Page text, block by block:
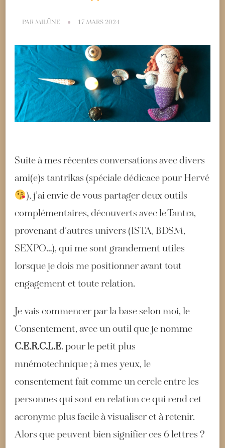
PAR MILÜNE 17 MARS 2024
Suite à mes récentes conversations avec divers
ami(e)s tantrikas (spéciale dédicace pour Hervé
), j’ai envie de vous partager deux outils
complémentaires, découverts avec le Tantra,
provenant d’autres univers (ISTA, BDSM,
SEXPO…), qui me sont grandement utiles
lorsque je dois me positionner avant tout
engagement et toute relation.
Je vais commencer par la base selon moi, le
Consentement, avec un outil que je nomme
C.E.R.C.L.E. pour le petit plus
mnémotechnique ; à mes yeux, le
consentement fait comme un cercle entre les
personnes qui sont en relation ce qui rend cet
acronyme plus facile à visualiser et à retenir.
Alors que peuvent bien signifier ces 6 lettres ?